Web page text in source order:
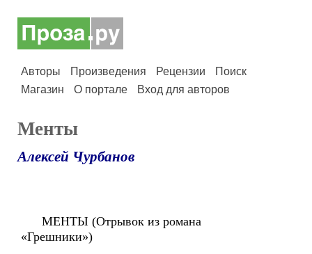
Авторы Произведения Рецензии
Поиск
Магазин
О портале Вход для авторов
Менты
Алексей Чурбанов
МЕНТЫ (Отрывок из романа
«Грешники»)